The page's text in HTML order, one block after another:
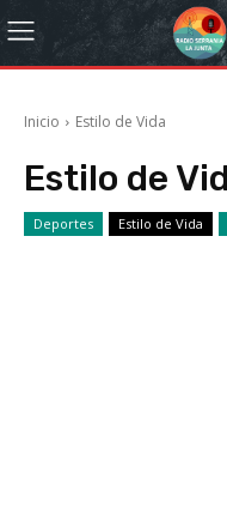
Inicio Estilo de Vida
Estilo de
Deportes Estilo de Vida